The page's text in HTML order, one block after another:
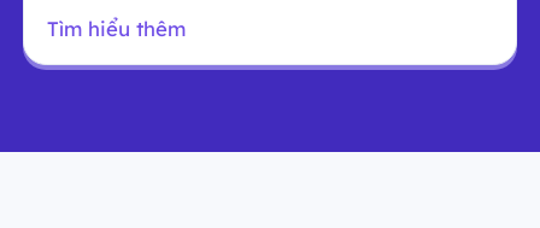
Tìm hiểu thêm